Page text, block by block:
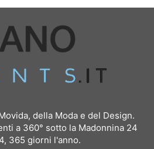
della Moda e del Design.
a 360° sotto la Madonnina 24
365 giorni l'anno.